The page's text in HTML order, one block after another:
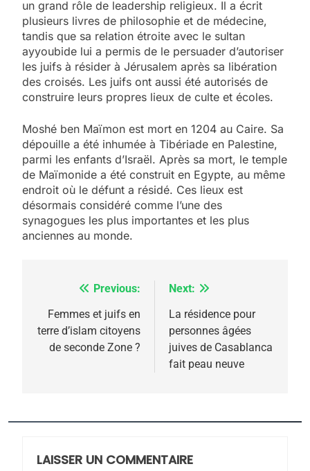
un grand rôle de leadership religieux. Il a écrit
plusieurs livres de philosophie et de médecine,
tandis que sa relation étroite avec le sultan
ayyoubide lui a permis de le persuader d’autoriser
les juifs à résider à Jérusalem après sa libération
des croisés. Les juifs ont aussi été autorisés de
construire leurs propres lieux de culte et écoles.
Moshé ben Maïmon est mort en 1204 au Caire. Sa
dépouille a été inhumée à Tibériade en Palestine,
parmi les enfants d’Israël. Après sa mort, le temple
de Maïmonide a été construit en Egypte, au même
endroit où le défunt a résidé. Ces lieux est
désormais considéré comme l’une des
synagogues les plus importantes et les plus
anciennes au monde.
Navigation
de
l’article
Previous:
Femmes et juifs en
terre d’islam citoyens
de seconde Zone ?
Next:
La résidence pour
personnes âgées
juives de Casablanca
fait peau neuve
LAISSER UN COMMENTAIRE
2025, l’année la plus
meurtrière selon le
rapport d’ADL contre
ISRAÉL
FIÈRE, DIGNE ET RÉSILIENTE :
MA JUDAÏTE par Thérèse
ISRAÉL JUDAISME